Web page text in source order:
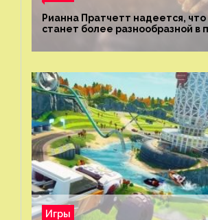
Рианна Пратчетт надеется,
станет более разнообразной в
репрезентации
Игры